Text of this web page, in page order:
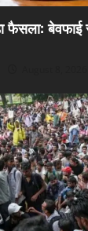
फैसला: बेवफाई